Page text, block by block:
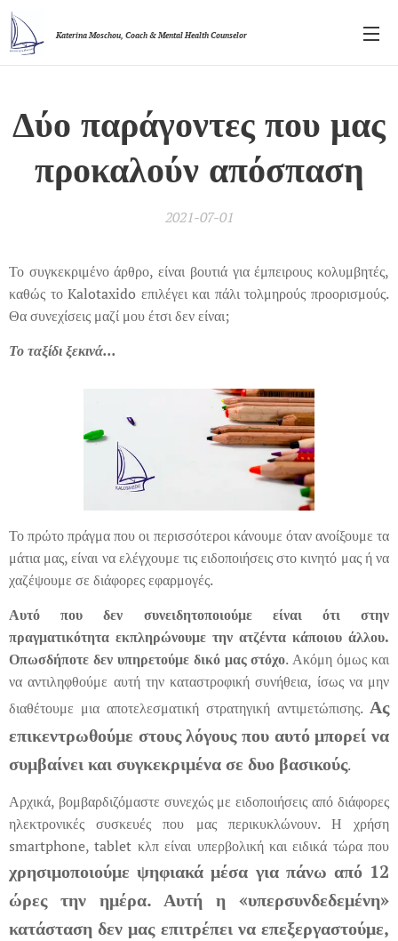
Katerina Moschou, Coach & Mental Health Counselor
Δύο παράγοντες που μας
προκαλούν απόσπαση
2021-07-01
Το συγκεκριμένο άρθρο, είναι βουτιά για έμπειρους κολυμβητές,
καθώς το Kalotaxido επιλέγει και πάλι τολμηρούς προορισμούς.
Θα συνεχίσεις μαζί μου έτσι δεν είναι;
Το ταξίδι ξεκινά...
Το πρώτο πράγμα που οι περισσότεροι κάνουμε όταν ανοίξουμε τα
μάτια μας, είναι να ελέγχουμε τις ειδοποιήσεις στο κινητό μας ή να
χαζέψουμε σε διάφορες εφαρμογές.
Αυτό που δεν συνειδητοποιούμε είναι ότι στην
πραγματικότητα εκπληρώνουμε την ατζέντα κάποιου άλλου.
Οπωσδήποτε δεν υπηρετούμε δικό μας στόχο. Ακόμη όμως και
να αντιληφθούμε αυτή την καταστροφική συνήθεια, ίσως να μην
διαθέτουμε μια αποτελεσματική στρατηγική αντιμετώπισης. Ας
επικεντρωθούμε στους λόγους που αυτό μπορεί να
συμβαίνει και συγκεκριμένα σε δυο βασικούς.
Αρχικά, βομβαρδιζόμαστε συνεχώς με ειδοποιήσεις από διάφορες
ηλεκτρονικές συσκευές που μας περικυκλώνουν. Η χρήση
smartphone, tablet κλπ είναι υπερβολική και ειδικά τώρα που
χρησιμοποιούμε ψηφιακά μέσα για πάνω από 12
ώρες την ημέρα. Αυτή η «υπερσυνδεδεμένη»
κατάσταση δεν μας επιτρέπει να επεξεργαστούμε,